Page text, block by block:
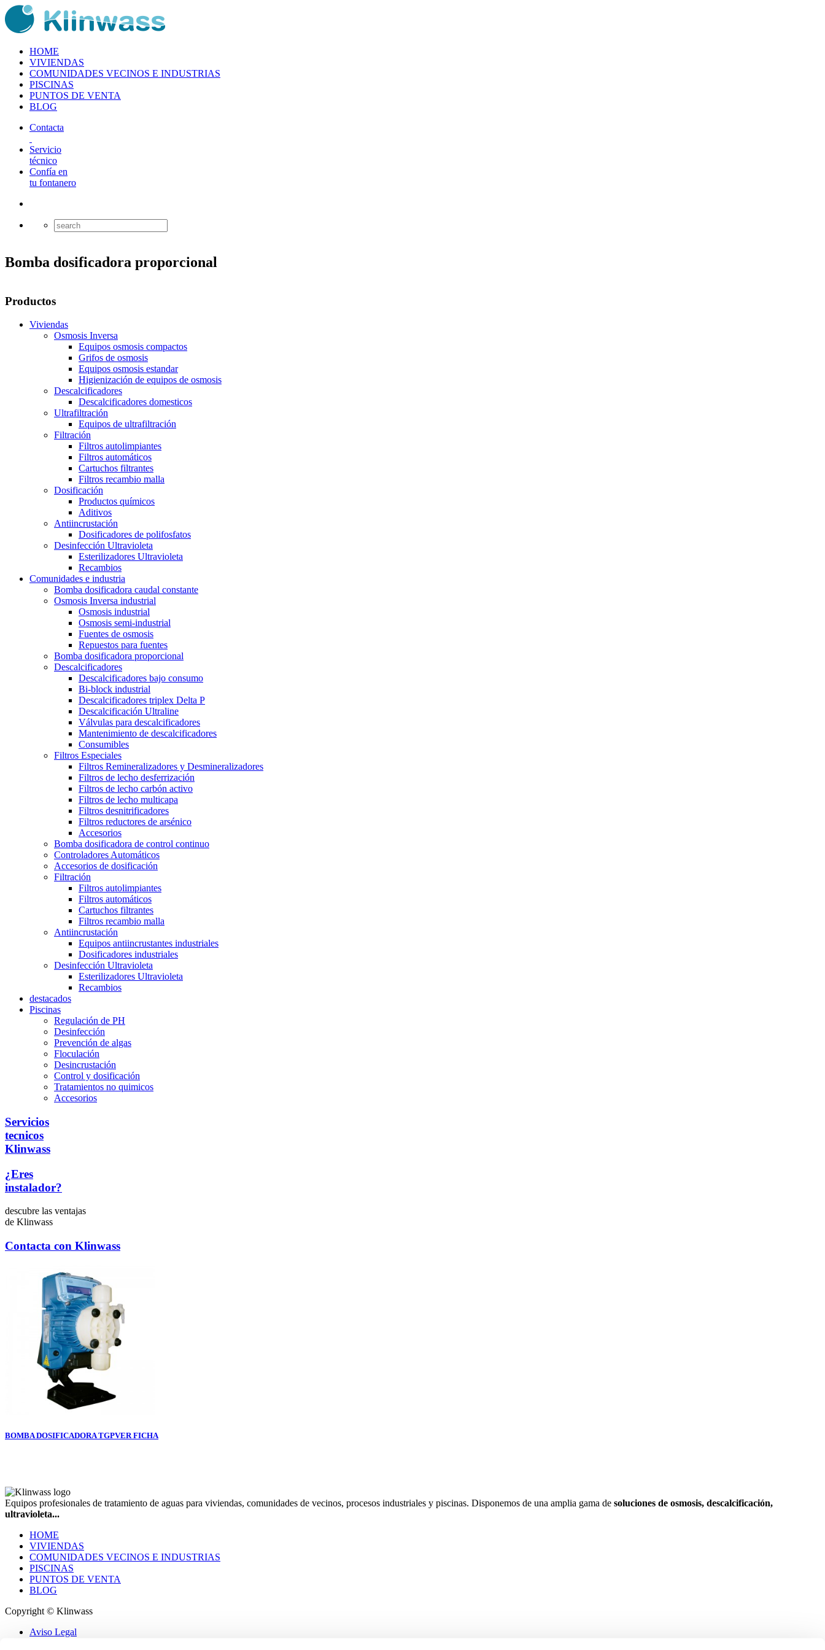
HOME
VIVIENDAS
COMUNIDADES VECINOS E INDUSTRIAS
PISCINAS
PUNTOS DE VENTA
BLOG
Contacta
Servicio
técnico
Confía en
tu fontanero
Bomba dosificadora proporcional
Productos
Viviendas
Osmosis Inversa
Equipos osmosis compactos
Grifos de osmosis
Equipos osmosis estandar
Higienización de equipos de osmosis
Descalcificadores
Descalcificadores domesticos
Ultrafiltración
Equipos de ultrafiltración
Filtración
Filtros autolimpiantes
Filtros automáticos
Cartuchos filtrantes
Filtros recambio malla
Dosificación
Productos químicos
Aditivos
Antiincrustación
Dosificadores de polifosfatos
Desinfección Ultravioleta
Esterilizadores Ultravioleta
Recambios
Comunidades e industria
Bomba dosificadora caudal constante
Osmosis Inversa industrial
Osmosis industrial
Osmosis semi-industrial
Fuentes de osmosis
Repuestos para fuentes
Bomba dosificadora proporcional
Descalcificadores
Descalcificadores bajo consumo
Bi-block industrial
Descalcificadores triplex Delta P
Descalcificación Ultraline
Válvulas para descalcificadores
Mantenimiento de descalcificadores
Consumibles
Filtros Especiales
Filtros Remineralizadores y Desmineralizadores
Filtros de lecho desferrización
Filtros de lecho carbón activo
Filtros de lecho multicapa
Filtros desnitrificadores
Filtros reductores de arsénico
Accesorios
Bomba dosificadora de control continuo
Controladores Automáticos
Accesorios de dosificación
Filtración
Filtros autolimpiantes
Filtros automáticos
Cartuchos filtrantes
Filtros recambio malla
Antiincrustación
Equipos antiincrustantes industriales
Dosificadores industriales
Desinfección Ultravioleta
Esterilizadores Ultravioleta
Recambios
destacados
Piscinas
Regulación de PH
Desinfección
Prevención de algas
Floculación
Desincrustación
Control y dosificación
Tratamientos no quimicos
Accesorios
Servicios
tecnicos
Klinwass
¿Eres
instalador?
descubre las ventajas
de Klinwass
Contacta con Klinwass
BOMBA DOSIFICADORA TGPVER FICHA
Equipos profesionales de tratamiento de aguas para viviendas, comunidades de vecinos, procesos industriales y piscinas. Disponemos de una amplia gama de soluciones de osmosis, descalcificación,
ultravioleta...
HOME
VIVIENDAS
COMUNIDADES VECINOS E INDUSTRIAS
PISCINAS
PUNTOS DE VENTA
BLOG
Copyright © Klinwass
Aviso Legal